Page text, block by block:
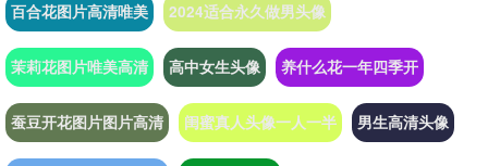
百合花图片高清唯美 2024适合永久做男头像
茉莉花图片唯美高清 高中女生头像 养什么花一年四季开
蚕豆开花图片图片高清 闺蜜真人头像一人一半 男生高清头像